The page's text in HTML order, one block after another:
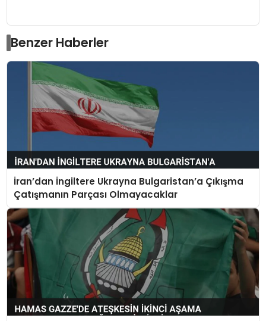
Benzer Haberler
İran’dan İngiltere Ukrayna Bulgaristan’a Çıkışma
Çatışmanın Parçası Olmayacaklar